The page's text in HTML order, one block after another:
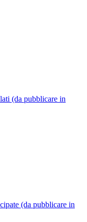
(da pubblicare in
(da pubblicare in